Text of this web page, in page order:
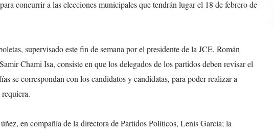
concurrir a las elecciones municipales que tendrán lugar el 18 de febrero de
supervisado este fin de semana por el presidente de la JCE, Román
Chami Isa, consiste en que los delegados de los partidos deben revisar el
se correspondan con los candidatos y candidatas, para poder realizar a
en compañía de la directora de Partidos Políticos, Lenis García; la